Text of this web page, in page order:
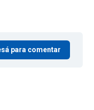
para comentar